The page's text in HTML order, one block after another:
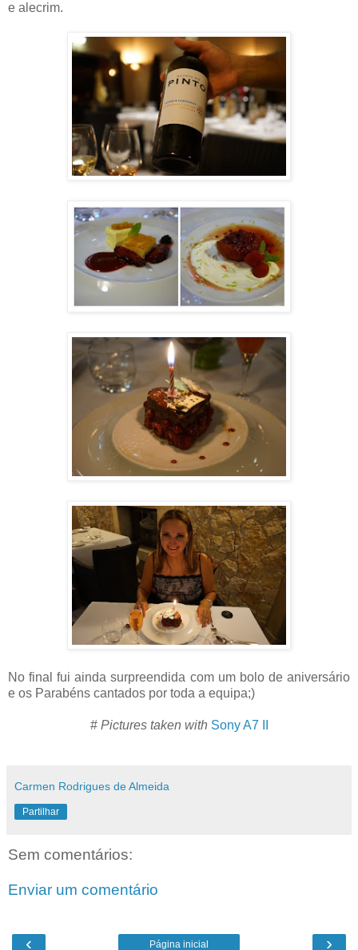
e alecrim.
No final fui ainda surpreendida com um bolo de aniversário
e os Parabéns cantados por toda a equipa;)
# Pictures taken with Sony A7 II
Carmen Rodrigues de Almeida
Partilhar
Sem comentários:
Enviar um comentário
‹ ›
Página inicial